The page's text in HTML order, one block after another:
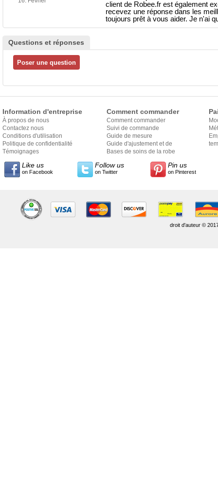
client de Robee.fr est également
recevez une réponse dans les
toujours prêt à vous aider. Je n'ai
Questions et réponses
Information d'entreprise
À propos de nous
Contactez nous
Conditions d'utilisation
Politique de confidentialité
Témoignages
Comment commander
Comment commander
Suivi de commande
Guide de mesure
Guide d'ajustement et de
style
Bases de soins de la robe
Like us
on Facebook
Follow us
on Twitter
Pin us
on Pinterest
droit d'auteur ©